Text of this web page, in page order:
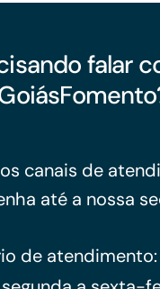
falar
canais de
até a nossa
de